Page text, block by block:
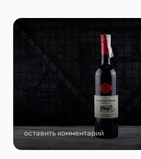
оставить комментарий